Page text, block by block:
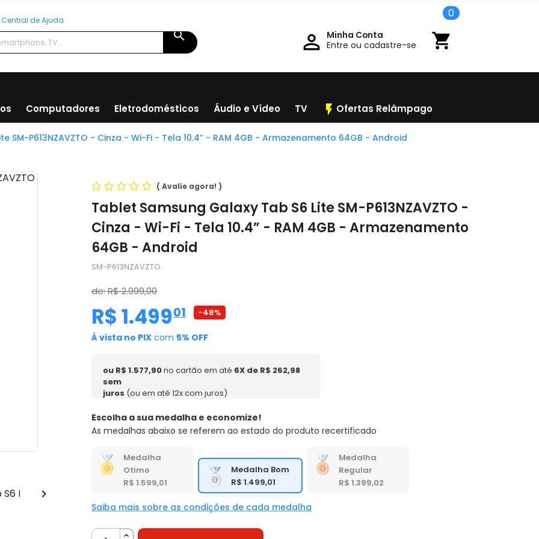
Central de Ajuda
search  Minha Conta
Entre ou cadastre-se
shopping_cart
0
Computadores Eletrodomésticos Áudio e Vídeo TV flash_on Ofertas Relâmpago
SM-P613NZAVZTO - Cinza - Wi-Fi - Tela 10.4” - RAM 4GB - Armazenamento 64GB - Android

(Avalie agora!)
Tablet Samsung Galaxy Tab S6 Lite SM-P613NZAVZTO -
Cinza - Wi-Fi - Tela 10.4” - RAM 4GB - Armazenamento
64GB - Android
SM-P613NZAVZTO
de: R$ 2.999,00
R$ 1.499,
01 -48%
À vista no PIX com 5% OFF
ou R$ 1.577,90no cartão em até 6X de R$ 262,98
sem
juros (ou em até 12x com juros)
Escolha a sua medalha e economize!
As medalhas abaixo se referem ao estado do produto recertificado
Medalha
Otimo
R$ 1.599,01
Medalha Bom
R$ 1.499,01
Medalha
Regular
R$ 1.399,02
Saiba mais sobre as condições de cada medalha